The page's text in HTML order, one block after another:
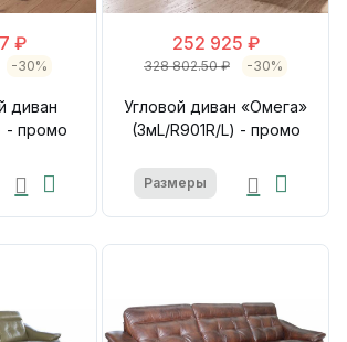
₽
-30%
диван
- промо
252 925 ₽
328 802.50 ₽ -30%
Угловой диван «Омега»
(3мL/R901R/L) - промо
Размеры